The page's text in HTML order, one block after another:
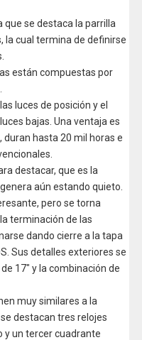
que se destaca la parrilla
la cual termina de definirse
están compuestas por
luces de posición y el
bajas. Una ventaja es
hasta 20 mil horas e
destacar, que es la
aún estando quieto.
pero se torna
terminación de las
dando cierre a la tapa
Sus detalles exteriores se
17″ y la combinación de
muy similares a la
destacan tres relojes
un tercer cuadrante